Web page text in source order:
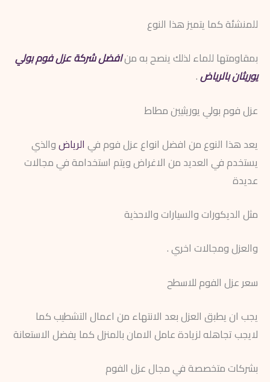
للمنشئة كما يتميز هذا النوع
بمقاومتها للماء لذلك ينصح به منافضل شركة عزل فوم بولي
يوريثان بالرياض.
عزل فوم بولي يوريثيين مطاط
يعد هذا النوع من افضل انواع عزل فوم في الرياضوالذي
يستخدم في العديد من الاغراض ويتم استخدامة في مجالات
عديدة
مثل الديكورات والسيارات والاحذية
والعزل ومجالات اخري .
سعر عزل الفوم للاسطح
يجب ان يطبق العزل بعد الانتهاء من اعمال التشطيب كما
لايجب تجاهله لزيادة عامل الامان بالمنزل كما يفضل الاستعانة
بشركات متخصصة في مجال عزل الفوم